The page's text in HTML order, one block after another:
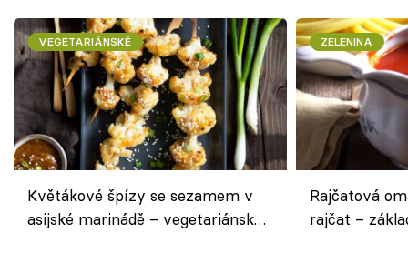
VEGETARIÁNSKÉ
Květákové špízy se sezamem v
asijské marinádě – vegetariánská
ZELENINA
Rajčatová
rajčat –